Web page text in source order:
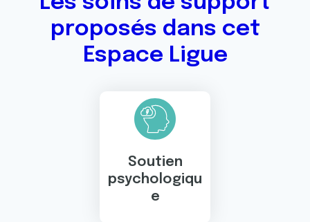
proposés dans cet
Espace Ligue
Soutien
psychologiqu
e